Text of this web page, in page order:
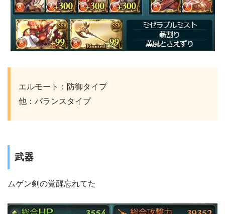
エルモート：防御タイプ
他：バランスタイプ
武器
ムゲン剣の覚醒忘れてた